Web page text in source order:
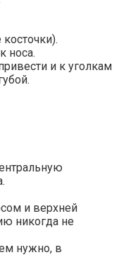
носа.
и к уголкам
и верхней
никогда не
нужно, в